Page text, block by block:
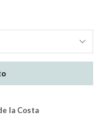
la Costa